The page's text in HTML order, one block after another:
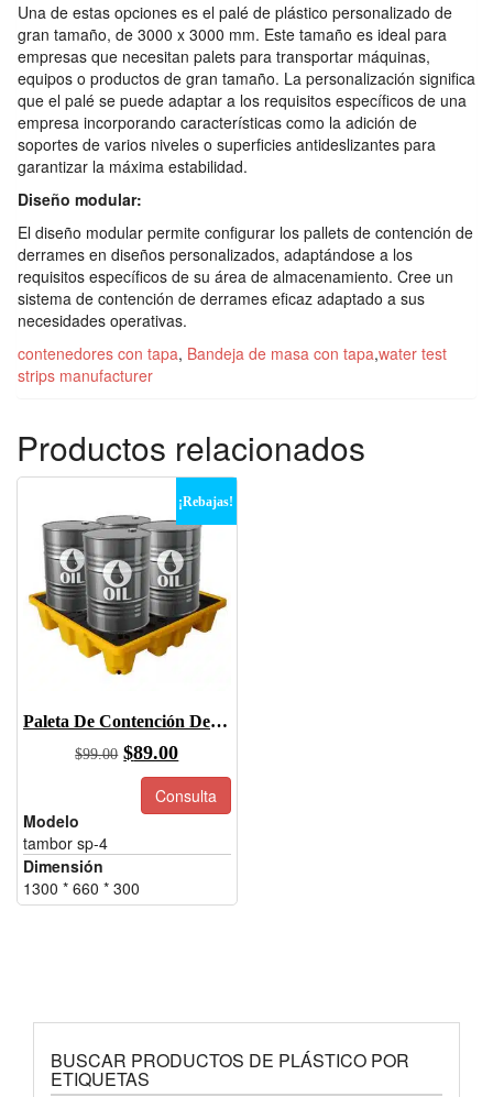
Una de estas opciones es el palé de plástico personalizado de
gran tamaño, de 3000 x 3000 mm. Este tamaño es ideal para
empresas que necesitan palets para transportar máquinas,
equipos o productos de gran tamaño. La personalización significa
que el palé se puede adaptar a los requisitos específicos de una
empresa incorporando características como la adición de
soportes de varios niveles o superficies antideslizantes para
garantizar la máxima estabilidad.
Diseño modular:
El diseño modular permite configurar los pallets de contención de
derrames en diseños personalizados, adaptándose a los
requisitos específicos de su área de almacenamiento. Cree un
sistema de contención de derrames eficaz adaptado a sus
necesidades operativas.
contenedores con tapa, Bandeja de masa con tapa,water test
strips manufacturer
Productos relacionados
¡Rebajas!
Paleta De Contención De Derrames, Paleta De Contención De Derrames De Bidón
$99.00 El
precio
original
$99.00.
$89.00El
precio
actual
$89.00.
Consulta
Modelo
tambor sp-4
Dimensión
1300 * 660 * 300
BUSCAR PRODUCTOS DE PLÁSTICO POR
ETIQUETAS